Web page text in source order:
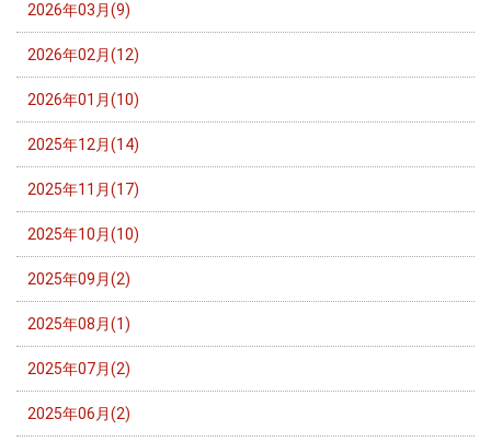
2026年03月(9)
2026年02月(12)
2026年01月(10)
2025年12月(14)
2025年11月(17)
2025年10月(10)
2025年09月(2)
2025年08月(1)
2025年07月(2)
2025年06月(2)